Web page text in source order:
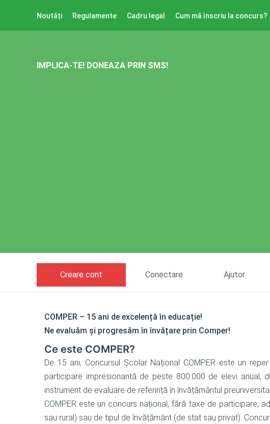
Noutăți Regulamente Cadru legal Cum mă înscriu la concurs?
IMPLICA-TE! DONEAZA PRIN SMS!
Creare cont Conectare Ajutor
COMPER – 15 ani de excelență în educație!
Ne evaluăm și progresăm în învățare prin Comper!
Ce este COMPER?
De 15 ani, Concursul Școlar Național COMPER este un
participare impresionantă de peste 800.000 de elevi anual,
instrument de evaluare de referință în învățământul
COMPER este un concurs național, fără taxe de participare,
sau rural) sau de tipul de învățământ (de stat sau privat).